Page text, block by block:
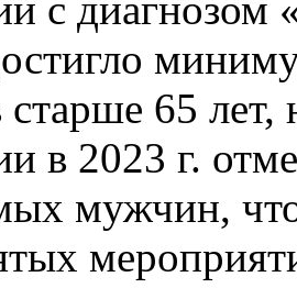
с диагнозом
старше 65
в 2023 г.
мужчин, что